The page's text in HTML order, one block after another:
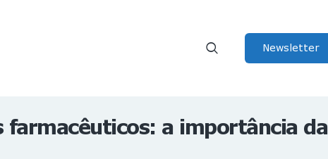
Newsletter
a importância da